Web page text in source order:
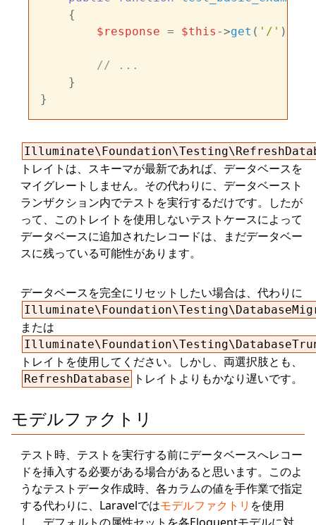
{
$response = $this ->get ( '/' );
// ...
    }
トレイトは、スキーマが最新であれば、データベースを
マイグレートしません。その代わりに、データベースト
ランザクション内でテストを実行するだけです。したが
って、このトレイトを使用しないテストケースによって
データベースに追加されたレコードは、まだデータベー
スに残っている可能性があります。
データベースを完全にリセットしたい場合は、代わりに
または
トレイトを使用してください。しかし、両選択肢とも、
RefreshDatabase トレイトよりもかなり遅いです。
モデルファクトリ
テスト時、テストを実行する前にデータベースへレコー
ドを挿入する必要がある場合があると思います。このよ
うなテストデータ作成時、各カラムの値を手作業で指定
する代わりに、Laravelではモデルファクトリ を使用
し、デフォルトの属性セットを各Eloquentモデルに対